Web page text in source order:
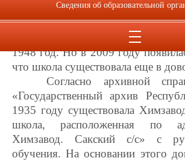
Долго считалось, что
построена в конце сороковых
столетия, потому что на фасаде
1948 год. Но в 2009 году
что школа существовала еще в
Согласно архивной
«Государственный архив
1935 году существовала
школа, расположенная по
Химзавод. Сакский с/с» с
обучения. На основании этого
Сведения об образовательной